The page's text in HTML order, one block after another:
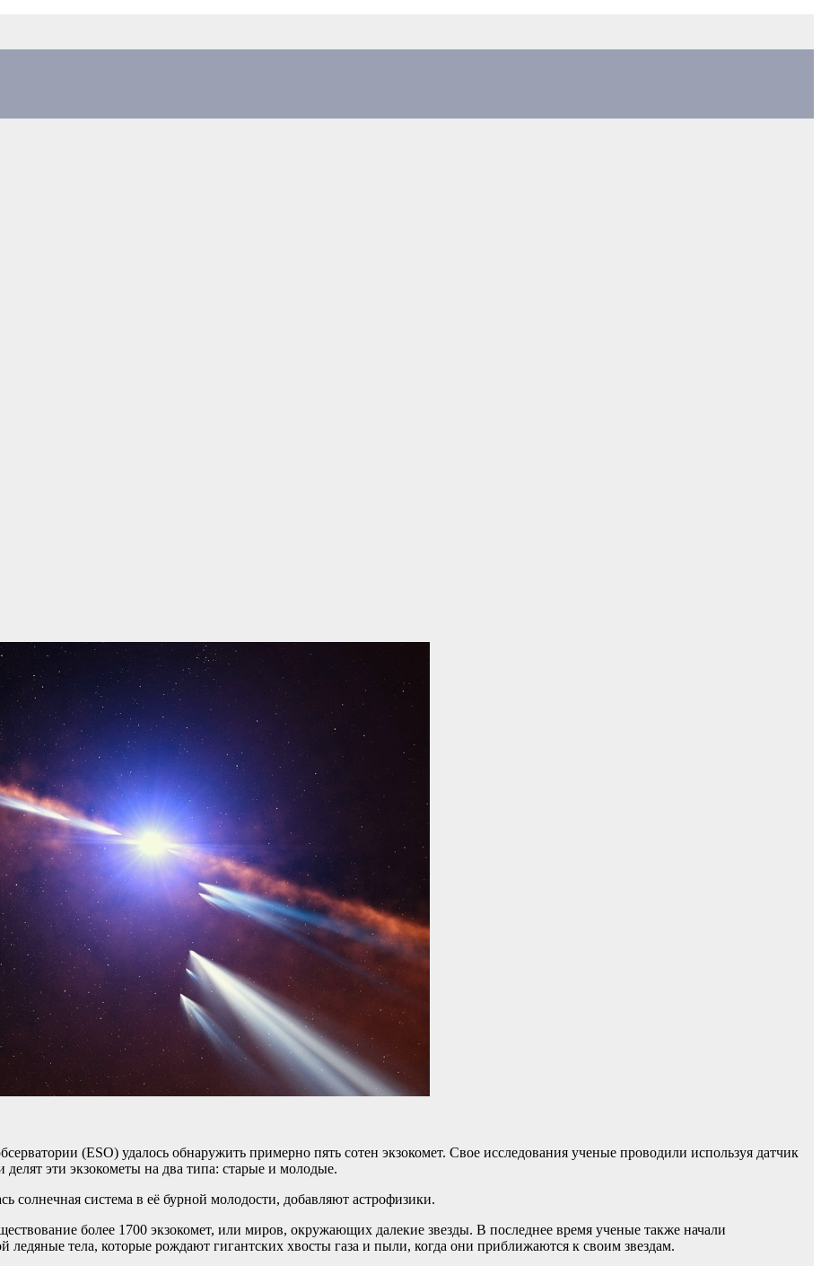
(ESO) удалось обнаружить примерно пять сотен экзокомет. Свое исследования ученые проводили используя датчик
эти экзокометы на два типа: старые и молодые.
солнечная система в её бурной молодости, добавляют астрофизики.
более 1700 экзокомет, или миров, окружающих далекие звезды. В последнее время ученые также начали
тела, которые рождают гигантских хвосты газа и пыли, когда они приближаются к своим звездам.